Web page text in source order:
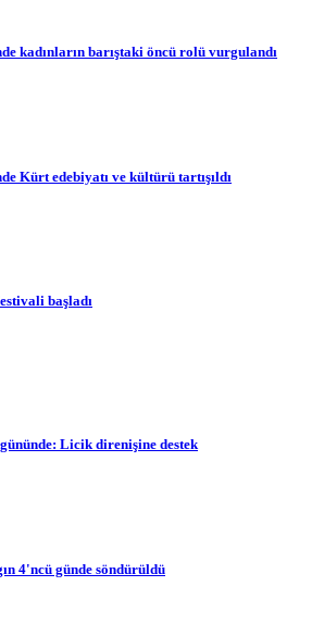
kadınların barıştaki öncü rolü vurgulandı
Kürt edebiyatı ve kültürü tartışıldı
başladı
Licik direnişine destek
4'ncü günde söndürüldü